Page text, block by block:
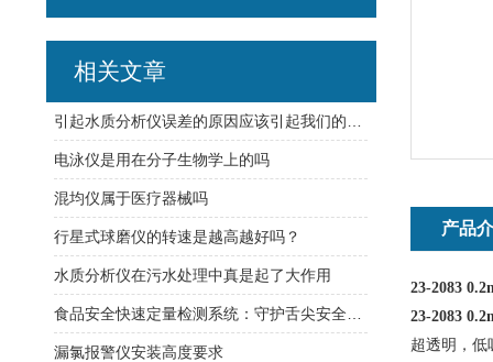
产品
23-2083
23-2083
超透明，低
相关文章
电泳仪是用在分子生物学上的吗
混均仪属于医疗器械吗
行星式球磨仪的转速是越高越好吗？
水质分析仪在污水处理中真是起了大作用
漏氯报警仪安装高度要求